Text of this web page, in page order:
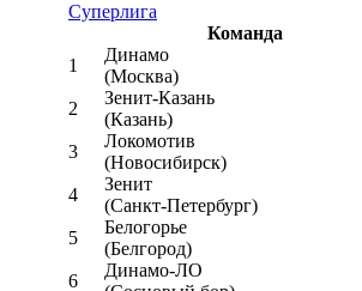
Суперлига
Команда
1
Динамо
(Москва)
2
Зенит-Казань
(Казань)
3
Локомотив
(Новосибирск)
4
Зенит
(Санкт-Петербург)
5
Белогорье
(Белгород)
6
Динамо-ЛО